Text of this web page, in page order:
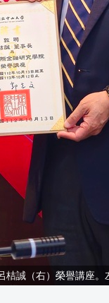
誠（右）榮譽講座。